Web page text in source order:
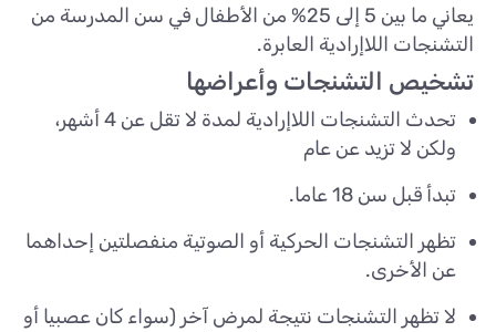
يعاني ما بين 5 إلى 25% من الأطفال في سن المدرسة من
التشنجات اللاإرادية العابرة.
تشخيص التشنجات وأعراضها
تحدث التشنجات اللاإرادية لمدة لا تقل عن 4 أشهر،
ولكن لا تزيد عن عام
تبدأ قبل سن 18 عاما.
تظهر التشنجات الحركية أو الصوتية منفصلتين إحداهما
عن الأخرى.
لا تظهر التشنجات نتيجة لمرض آخر (سواء كان عصبيا أو